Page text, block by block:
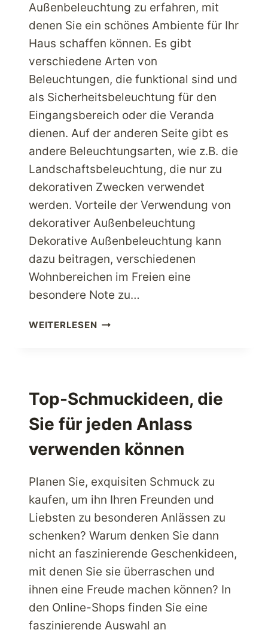
Außenbeleuchtung zu erfahren, mit
denen Sie ein schönes Ambiente für Ihr
Haus schaffen können. Es gibt
verschiedene Arten von
Beleuchtungen, die funktional sind und
als Sicherheitsbeleuchtung für den
Eingangsbereich oder die Veranda
dienen. Auf der anderen Seite gibt es
andere Beleuchtungsarten, wie z.B. die
Landschaftsbeleuchtung, die nur zu
dekorativen Zwecken verwendet
werden. Vorteile der Verwendung von
dekorativer Außenbeleuchtung
Dekorative Außenbeleuchtung kann
dazu beitragen, verschiedenen
Wohnbereichen im Freien eine
besondere Note zu…
WEITERLESENHOME
DEKORATIVE
AUSSENBELEUCHTUNG
Top-Schmuckideen, die
Sie für jeden Anlass
verwenden können
Planen Sie, exquisiten Schmuck zu
kaufen, um ihn Ihren Freunden und
Liebsten zu besonderen Anlässen zu
schenken? Warum denken Sie dann
nicht an faszinierende Geschenkideen,
mit denen Sie sie überraschen und
ihnen eine Freude machen können? In
den Online-Shops finden Sie eine
faszinierende Auswahl an